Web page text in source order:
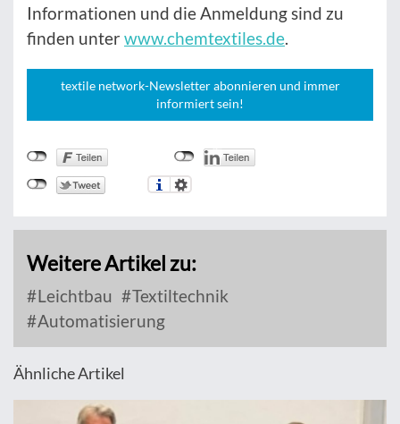
Informationen und die Anmeldung sind zu
finden unterwww.chemtextiles.de.
textile network-Newsletter abonnieren und immer
informiert sein!
Weitere Artikel zu:
Leichtbau
Textiltechnik
Automatisierung
Ähnliche Artikel